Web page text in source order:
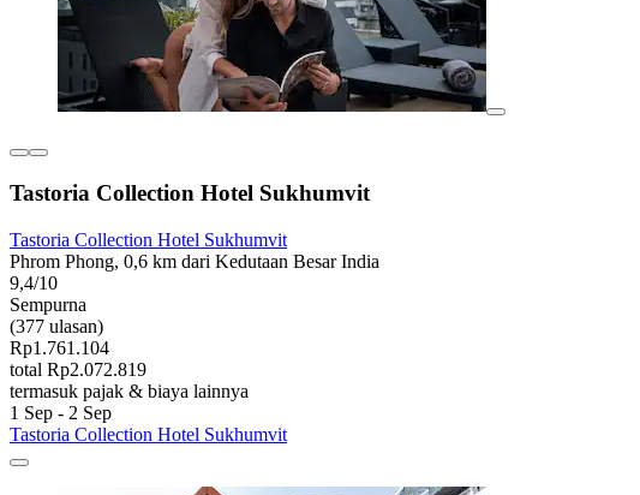
Tastoria Collection Hotel Sukhumvit
Tastoria Collection Hotel Sukhumvit
Phrom Phong, 0,6 km dari Kedutaan Besar India
9,4/10
Sempurna
(377 ulasan)
Rp1.761.104
total Rp2.072.819
termasuk pajak & biaya lainnya
1 Sep - 2 Sep
Tastoria Collection Hotel Sukhumvit